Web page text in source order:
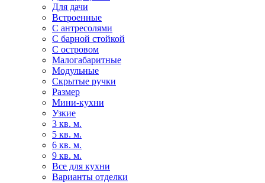
Для дачи
Встроенные
С антресолями
С барной стойкой
С островом
Малогабаритные
Модульные
Скрытые ручки
Размер
Мини-кухни
Узкие
3 кв. м.
5 кв. м.
6 кв. м.
9 кв. м.
Все для кухни
Варианты отделки